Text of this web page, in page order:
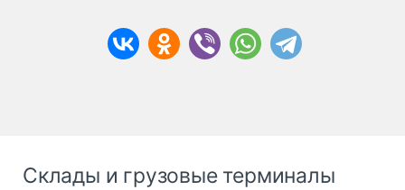
Склады и грузовые терминалы